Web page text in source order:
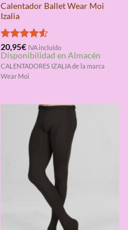
Calentador Ballet Wear Moi
Izalia
Valorado
con4.50
de 5
20,95€ IVA incluido
Disponibilidad en Almacén
CALENTADORES IZALIA de la marca
Wear Moi